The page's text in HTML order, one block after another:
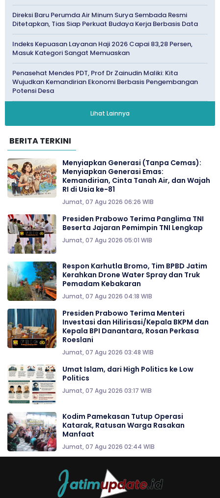
Direksi Baru Perumda Air Minum Surya Sembada Resmi
Ditetapkan, Tias Siap Perkuat Budaya Kerja Berbasis Data
Indeks Kepuasan Layanan Haji 2026 Capai 83,28 Persen,
Masuk Kategori Sangat Memuaskan
Penasehat Mendes PDT, Prof Dr Zainudin Maliki: Kita
Wujudkan Kemandirian Ekonomi Berbasis Pengembangan
Potensi Desa
Lihat Lainnya
BERITA TERKINI
Menyiapkan Generasi (Tanpa Cemas):
Menyiapkan Generasi Emas:
Kemandirian, Cinta Tanah Air, dan Wajah
RI di Usia ke-81
Jumat, 07 Agu 2026 06:26 WIB
Presiden Prabowo Terima Panglima TNI
Beserta Jajaran Pemimpin TNI Lengkap
Jumat, 07 Agu 2026 05:01 WIB
Respon Karhutla Bromo, Tim BPBD Jatim
Kerahkan Drone Water Spray dan Truk
Pemadam Kebakaran
Jumat, 07 Agu 2026 04:18 WIB
Presiden Prabowo Terima Menteri
Investasi dan Hilirisasi/Kepala BKPM dan
Kepala BPI Danantara, Rosan Perkasa
Roeslani
Jumat, 07 Agu 2026 03:48 WIB
Umat Islam, dari High Politics ke Low
Politics
Jumat, 07 Agu 2026 03:17 WIB
Kodim Pamekasan Tutup Operasi
Katarak, Ratusan Warga Rasakan
Manfaat
Jumat, 07 Agu 2026 02:44 WIB